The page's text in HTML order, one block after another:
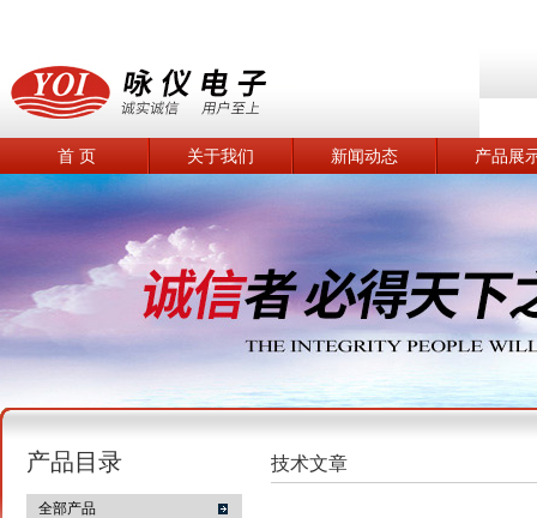
首 页 关于我们 新闻动态 产品展
产品目录
全部产品
技术文章